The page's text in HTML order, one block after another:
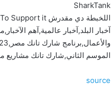
SharkTank
اللخبطة دي مقدرش To Support it
الموسم الثاني,شارك تانك مشاريع
source